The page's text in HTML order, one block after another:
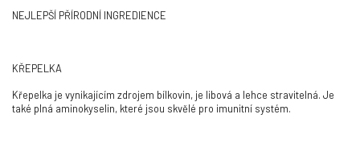
NEJLEPŠÍ PŘÍRODNÍ INGREDIENCE
KŘEPELKA
Křepelka je vynikajícím zdrojem bílkovin, je libová a lehce stravitelná. Je
také plná aminokyselin, které jsou skvělé pro imunitní systém.